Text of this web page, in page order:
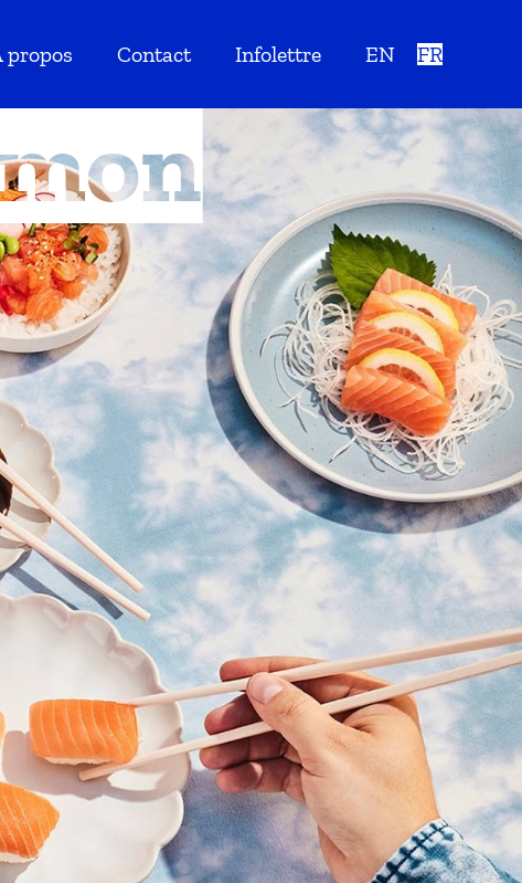
propos Contact Infolettre EN FR